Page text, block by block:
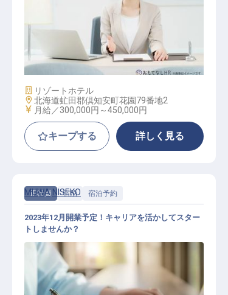
経理マネージャ―
施設業態
リゾートホテル
勤務地
北海道虻田郡倶知安町花園79番地2
給与
月給／300,000円～450,000円
キープする 詳しく見る
正社員 宿泊 宿泊予約
MUWA NISEKO
2023年12月開業予定！キャリアを活かしてスター
トしませんか？